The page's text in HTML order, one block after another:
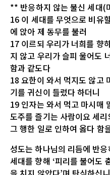
** 반응하지 않는 불신 세대(
16 이 세대를 무엇으로 비유
에 앉아 제 동무를 불러
17 이르되 우리가 너희를 향
지 않고 우리가 슬피 울어도
함과 같도다
18 요한이 와서 먹지도 않고
기를 귀신이 들렸다 하더니
19 인자는 와서 먹고 마시매
도주를 즐기는 사람이요 세
그 행한 일로 인하여 옳다 함
성도는 하나님의 리듬에 반
세대를 향해 ‘피리를 불어도